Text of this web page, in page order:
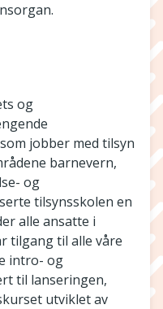
og
jobber med tilsyn
barnevern,
og
tilsynsskolen en
alle ansatte i
tilgang til alle våre
intro- og
til lanseringen,
utviklet av